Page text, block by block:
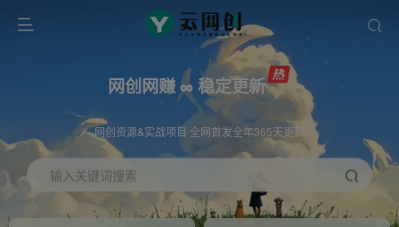
网创网赚 ∞ 稳定更新
网创资源&实战项目 全网首发全年365天更新
输入关键词搜索